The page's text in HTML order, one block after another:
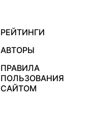
РЕЙТИНГИ
АВТОРЫ
ПРАВИЛА
ПОЛЬЗОВАНИЯ
САЙТОМ